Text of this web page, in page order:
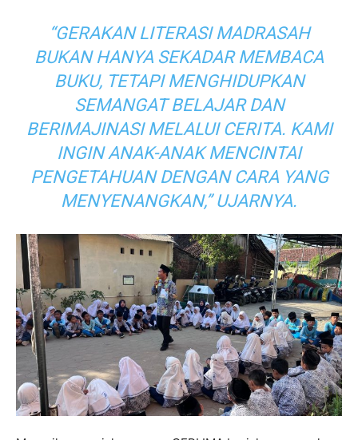
“GERAKAN LITERASI MADRASAH
BUKAN HANYA SEKADAR MEMBACA
BUKU, TETAPI MENGHIDUPKAN
SEMANGAT BELAJAR DAN
BERIMAJINASI MELALUI CERITA. KAMI
INGIN ANAK-ANAK MENCINTAI
PENGETAHUAN DENGAN CARA YANG
MENYENANGKAN,” UJARNYA.